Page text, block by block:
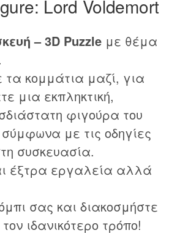
Lord Voldemort
– 3D Puzzle με θέμα
τα κομμάτια μαζί, για
μια εκπληκτική,
φιγούρα του
με τις οδηγίες
συσκευασία.
έξτρα εργαλεία αλλά
σας και διακοσμήστε
ιδανικότερο τρόπο!